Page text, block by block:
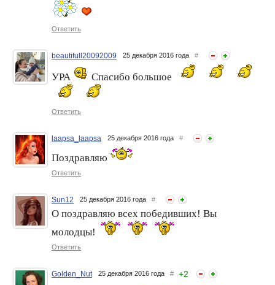
Ответить
beautifull20092009 25 декабря 2016 года #
УРА Спасибо большое
Ответить
laapsa_laapsa 25 декабря 2016 года #
Поздравляю
Ответить
Sun12 25 декабря 2016 года #
О поздравляю всех победивших! Вы
молодцы!
Ответить
Golden_Nut 25 декабря 2016 года # +2